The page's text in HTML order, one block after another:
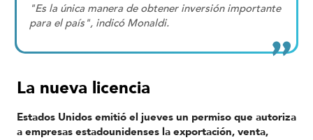
"Es la única manera de obtener inversión importante
para el país", indicó Monaldi.
La nueva licencia
Estados Unidos emitió el jueves un permiso que autoriza
a empresas estadounidenses la exportación, venta,